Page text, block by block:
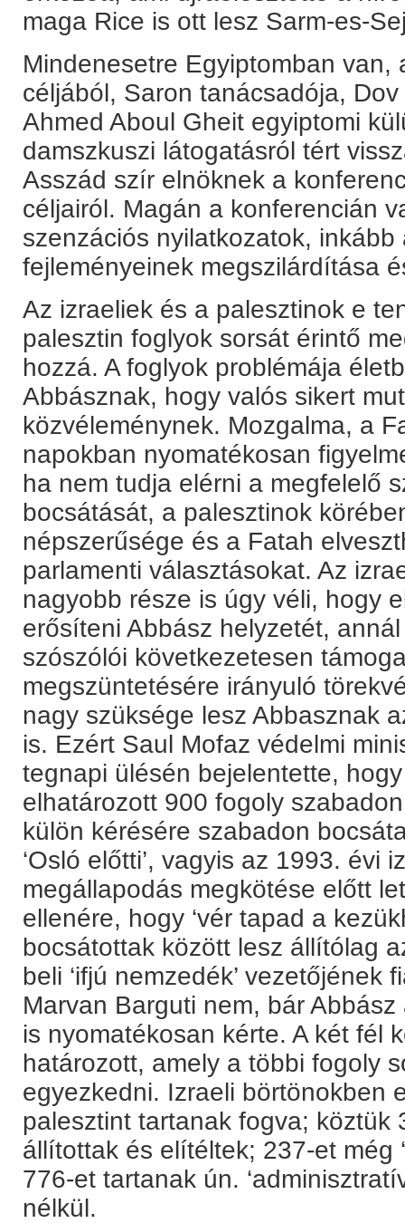
maga Rice is ott lesz Sarm-es-
Mindenesetre Egyiptomban
céljából, Saron tanácsadója,
Ahmed Aboul Gheit egyiptomi
damszkuszi látogatásról tért
Asszád szír elnöknek a
céljairól. Magán a konferencián
szenzációs nyilatkozatok,
fejleményeinek megszilárdítása
Az izraeliek és a palesztinok e
palesztin foglyok sorsát érintő
hozzá. A foglyok problémája
Abbásznak, hogy valós sikert
közvéleménynek. Mozgalma, a
napokban nyomatékosan
ha nem tudja elérni a megfelelő
bocsátását, a palesztinok
népszerűsége és a Fatah
parlamenti választásokat. Az
nagyobb része is úgy véli, hogy
erősíteni Abbász helyzetét,
szószólói következetesen
megszüntetésére irányuló
nagy szüksége lesz Abbasznak
is. Ezért Saul Mofaz védelmi
tegnapi ülésén bejelentette,
elhatározott 900 fogoly
külön kérésére szabadon
‘Osló előtti’, vagyis az 1993. évi
megállapodás megkötése előtt
ellenére, hogy ‘vér tapad a
bocsátottak között lesz állítólag
beli ‘ifjú nemzedék’ vezetőjének
Marvan Barguti nem, bár
is nyomatékosan kérte. A két fél
határozott, amely a többi fogoly
egyezkedni. Izraeli börtönokben
palesztint tartanak fogva; köztük
állítottak és elítéltek; 237-et még
776-et tartanak ún.
nélkül.